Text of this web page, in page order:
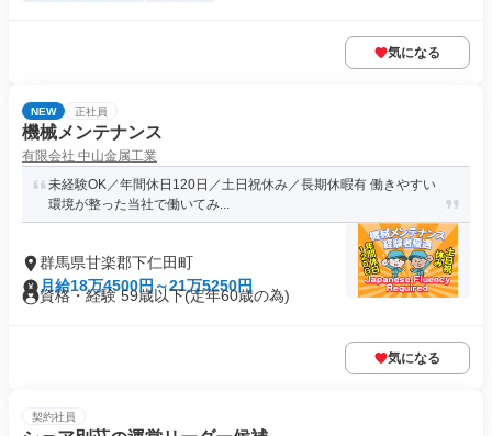
気になる
NEW 正社員
機械メンテナンス
有限会社 中山金属工業
未経験OK／年間休日120日／土日祝休み／長期休暇有 働きやすい
環境が整った当社で働いてみ...
群馬県甘楽郡下仁田町
月給18万4500円～21万5250円
資格・経験 59歳以下(定年60歳の為)
気になる
契約社員